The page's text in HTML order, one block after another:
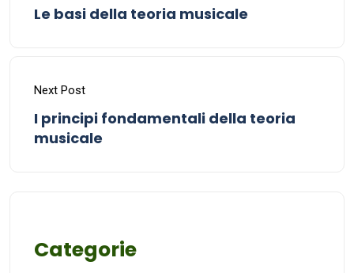
Le basi della teoria musicale
Next Post
I principi fondamentali della teoria
musicale
Categorie